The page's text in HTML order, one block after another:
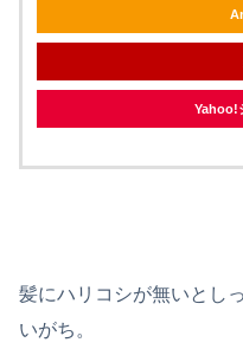
Yahoo!
髪にハリコシが無いとし
いがち。